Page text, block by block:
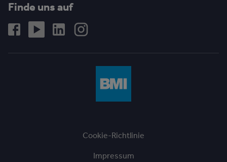
Finde uns auf
Cookie-Richtlinie
Impressum